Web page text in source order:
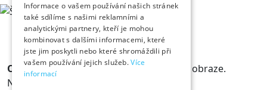
Odběr novinekKrálové a Královny jsou v obraze.
Novinky vám rádi doručíme na mail.
Informace o vašem používání našich stránek
také sdílíme s našimi reklamními a
analytickými partnery, kteří je mohou
kombinovat s dalšími informacemi, které
jste jim poskytli nebo které shromáždili při
vašem používání jejich služeb.Více
informací